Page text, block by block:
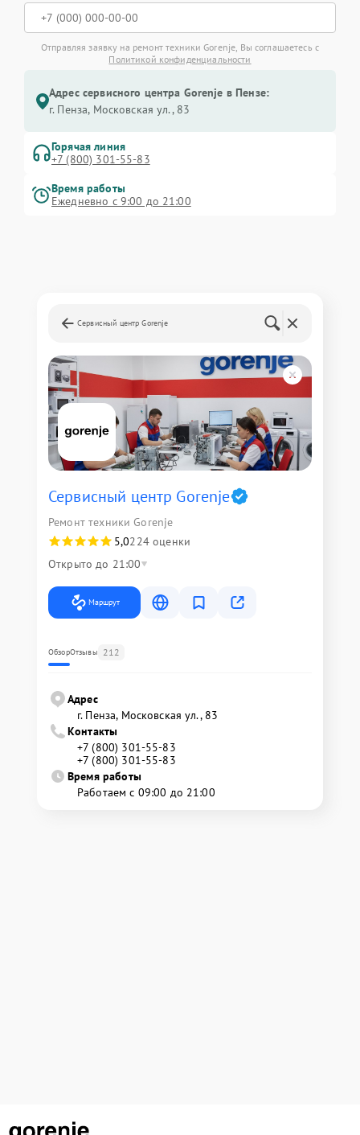
Отправляя заявку на ремонт техники Gorenje, Вы соглашаетесь с
Политикой конфиденциальности
Адрес сервисного центра Gorenje в Пензе:
г. Пенза, Московская ул., 83
Горячая линия
+7 (800) 301-55-83
Время работы
Ежедневно с 9:00 до 21:00
Сервисный центр Gorenje
Сервисный центр Gorenje
Ремонт техники Gorenje
5,0224 оценки
Открыто до 21:00
Маршрут
ОбзорОтзывы 212
Адрес
г. Пенза, Московская ул., 83
Контакты
+7 (800) 301-55-83
+7 (800) 301-55-83
Время работы
Работаем с 09:00 до 21:00